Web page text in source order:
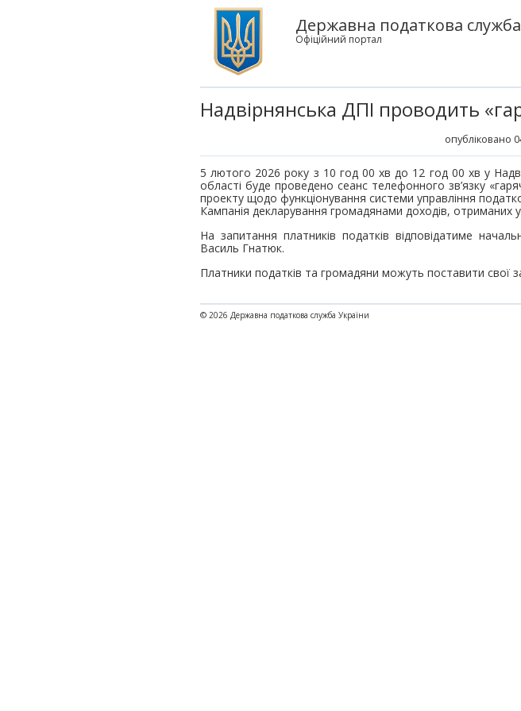
Державна податкова служба
Офіційний портал
Надвірнянська ДПІ проводить
опубліковано
5 лютого 2026 року з 10 год 00 хв до 12 год 00 хв у
області буде проведено сеанс телефонного зв’язку
проекту щодо функціонування системи управління
Кампанія декларування громадянами доходів, отриманих у
На запитання платників податків відповідатиме
Василь Гнатюк.
Платники податків та громадяни можуть поставити
© 2026 Державна податкова служба України